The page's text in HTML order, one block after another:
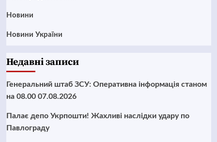
Новини
Новини України
Недавні записи
Генеральний штаб ЗСУ: Оперативна інформація станом
на 08.00 07.08.2026
Палає депо Укрпошти! Жахливі наслідки удару по
Павлограду